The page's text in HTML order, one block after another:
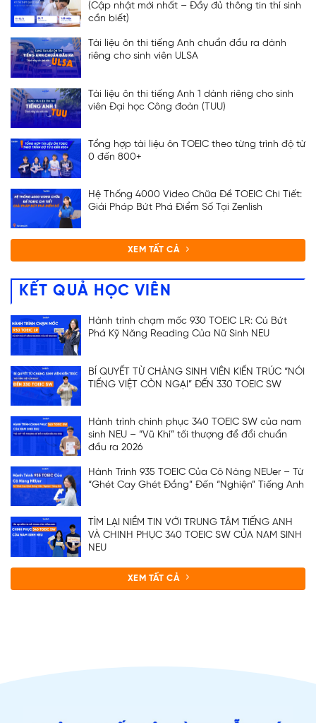
(Cập nhật mới nhất – Đầy đủ thông tin thí sinh
cần biết)
Tài liệu ôn thi tiếng Anh chuẩn đầu ra dành
riêng cho sinh viên ULSA
Tài liệu ôn thi tiếng Anh 1 dành riêng cho sinh
viên Đại học Công đoàn (TUU)
Tổng hợp tài liệu ôn TOEIC theo từng trình độ từ
0 đến 800+
Hệ Thống 4000 Video Chữa Đề TOEIC Chi Tiết:
Giải Pháp Bứt Phá Điểm Số Tại Zenlish
XEM TẤT CẢ
KẾT QUẢ HỌC VIÊN
Hành trình chạm mốc 930 TOEIC LR: Cú Bứt
Phá Kỹ Năng Reading Của Nữ Sinh NEU
BÍ QUYẾT TỪ CHÀNG SINH VIÊN KIẾN TRÚC “NÓI
TIẾNG VIỆT CÒN NGẠI” ĐẾN 330 TOEIC SW
Hành trình chinh phục 340 TOEIC SW của nam
sinh NEU – “Vũ Khí” tối thượng để đổi chuẩn
đầu ra 2026
Hành Trình 935 TOEIC Của Cô Nàng NEUer – Từ
“Ghét Cay Ghét Đắng” Đến “Nghiện” Tiếng Anh
TÌM LẠI NIỀM TIN VỚI TRUNG TÂM TIẾNG ANH
VÀ CHINH PHỤC 340 TOEIC SW CỦA NAM SINH
NEU
XEM TẤT CẢ